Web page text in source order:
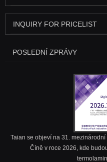
INQUIRY FOR PRICELIST
POSLEDNÍ ZPRÁVY
Taian se objeví na 31.
Číně v roce 2026, kde